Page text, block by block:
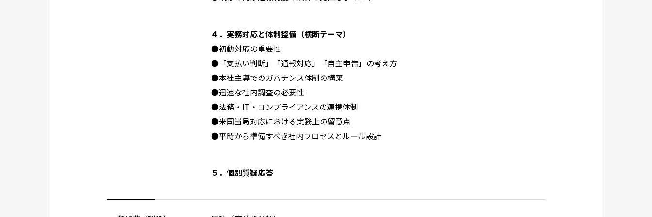
４．実務対応と体制整備（横断テーマ）
●初動対応の重要性
●「支払い判断」「通報対応」「自主申告」の考え方
●本社主導でのガバナンス体制の構築
●迅速な社内調査の必要性
●法務・ IT ・コンプライアンスの連携体制
●米国当局対応における実務上の留意点
●平時から準備すべき社内プロセスとルール設計
５．個別質疑応答